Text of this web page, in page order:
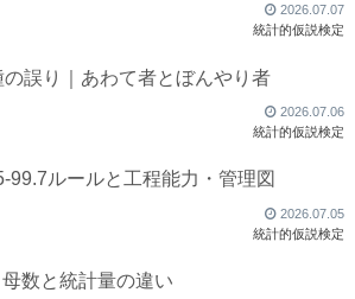
2026.07.07
統計的仮説検定
誤り｜あわて者とぼんやり者
2026.07.06
統計的仮説検定
99.7ルールと工程能力・管理図
2026.07.05
統計的仮説検定
数と統計量の違い